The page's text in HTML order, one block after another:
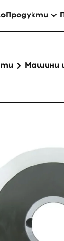
Продукти
Машини